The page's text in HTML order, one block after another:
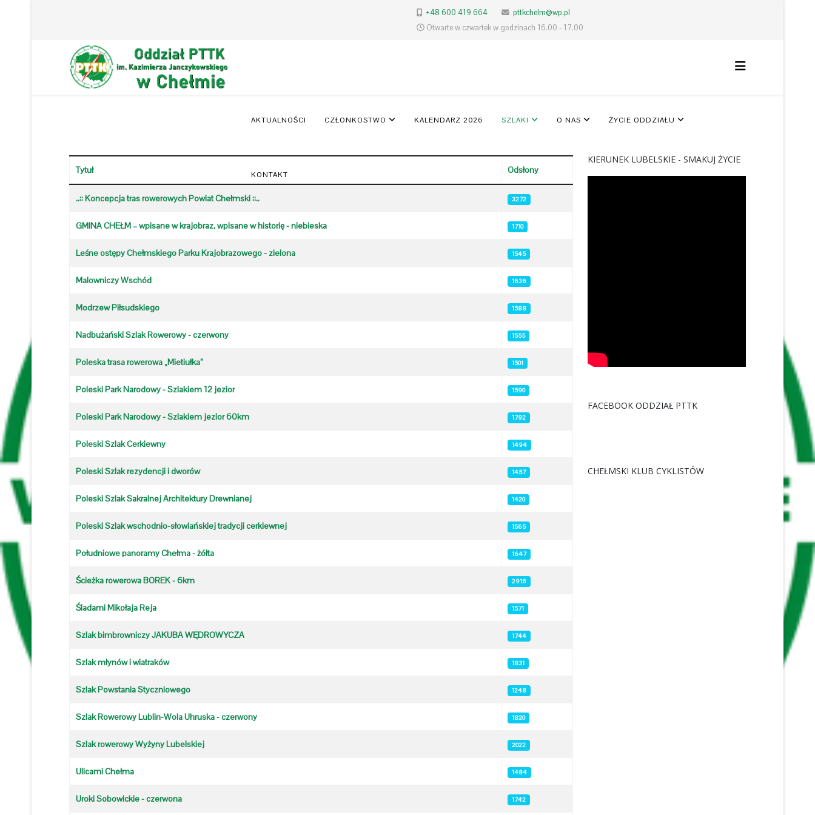
+48 600 419 664
pttkchelm@wp.pl
Otwarte w czwartek w godzinach 16.00 - 17.00
AKTUALNOŚCI CZŁONKOSTWO KALENDARZ 2026 SZLAKI O NAS ŻYCIE ODDZIAŁU
KONTAKT
Tytuł Odsłony
..:: Koncepcja tras rowerowych Powiat Chełmski ::.. 3272
GMINA CHEŁM – wpisane w krajobraz, wpisane w historię - niebieska 1710
Leśne ostępy Chełmskiego Parku Krajobrazowego - zielona 1545
Malowniczy Wschód 1636
Modrzew Piłsudskiego 1588
Nadbużański Szlak Rowerowy - czerwony 1555
Poleska trasa rowerowa „Mietiułka” 1501
Poleski Park Narodowy - Szlakiem 12 jezior 1590
Poleski Park Narodowy - Szlakiem jezior 60km 1792
Poleski Szlak Cerkiewny 1494
Poleski Szlak rezydencji i dworów 1457
Poleski Szlak Sakralnej Architektury Drewnianej 1420
Poleski Szlak wschodnio-słowiańskiej tradycji cerkiewnej 1565
Południowe panoramy Chełma - żółta 1647
Ścieżka rowerowa BOREK - 6km 2916
Śladami Mikołaja Reja 1571
Szlak bimbrowniczy JAKUBA WĘDROWYCZA 1744
Szlak młynów i wiatraków 1831
Szlak Powstania Styczniowego 1248
Szlak Rowerowy Lublin-Wola Uhruska - czerwony 1820
Szlak rowerowy Wyżyny Lubelskiej 2022
Ulicami Chełma 1484
Uroki Sobowickie - czerwona 1742
KIERUNEK LUBELSKIE - SMAKUJ ŻYCIE
FACEBOOK ODDZIAŁ PTTK
CHEŁMSKI KLUB CYKLISTÓW